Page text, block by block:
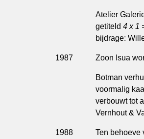
Atelier
getiteld 4 x 1
bijdrage:
1987 Zoon Isua
Botman
voormalig
verbouwt tot
Vernhout &
1988
Ten behoeve